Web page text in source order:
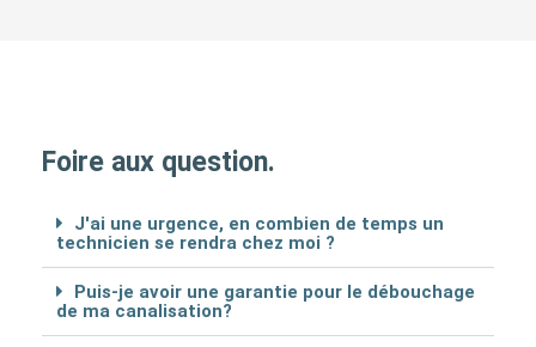
Foire aux question.
J'ai une urgence, en combien de temps un
technicien se rendra chez moi ?
Puis-je avoir une garantie pour le débouchage
de ma canalisation?